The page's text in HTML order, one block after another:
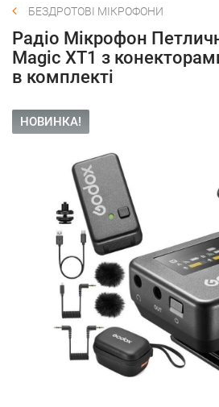
БЕЗДРОТОВІ МІКРОФОНИ
Радіо Мікрофон
Magic XT1 з
в комплекті
НОВИНКА!